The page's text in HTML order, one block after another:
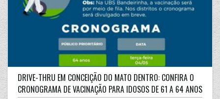
DRIVE-THRU EM CONCEIÇÃO DO MATO DENTRO: CONFIRA O
CRONOGRAMA DE VACINAÇÃO PARA IDOSOS DE 61 A 64 ANOS